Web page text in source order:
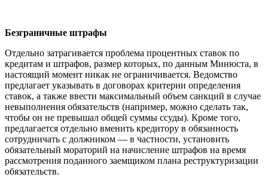
Безграничные штрафы
Отдельно затрагивается проблема процентных ставок по
кредитам и штрафов, размер которых, по данным Минюста, в
настоящий момент никак не ограничивается. Ведомство
предлагает указывать в договорах критерии определения
ставок, а также ввести максимальный объем санкций в случае
невыполнения обязательств (например, можно сделать так,
чтобы он не превышал общей суммы ссуды). Кроме того,
предлагается отдельно вменить кредитору в обязанность
сотрудничать с должником — в частности, установить
обязательный мораторий на начисление штрафов на время
рассмотрения поданного заемщиком плана реструктуризации
обязательств.